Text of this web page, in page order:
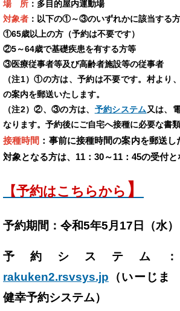
場 所 ：多目的屋内運動場
対象者 ：以下の①～③のいずれかに該当する方
①65歳以上の方（予約は不要です）
②5～64歳で基礎疾患を有する方等
③医療従事者等及び高齢者施設等の従事者
（注1）①の方は、予約は不要です。村より
の案内を郵送いたします。
（注2）②、③の方は、 予約システム又は、
なります。予約後にご自宅へ接種に必要な書
接種時間 ：事前に接種時間の案内を郵送
対象となる方は、11：30～11：45の受付と
【予約はこちらから 】
予約期間：令和5年5月17日（水）
予約システム
rakuken2.rsvsys.jp （いーじま
健幸予約システム）